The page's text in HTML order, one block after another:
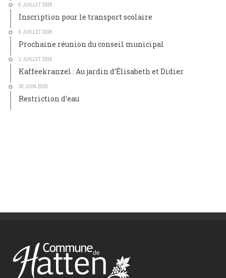
6 JUILLET 2026
Inscription pour le transport scolaire
6 JUILLET 2026
Prochaine réunion du conseil municipal
1 JUILLET 2026
Kaffeekranzel : Au jardin d’Élisabeth et Didier
30 JUIN 2026
Restriction d’eau